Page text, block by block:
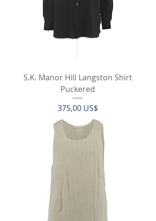
S.K. Manor Hill Langston Shirt
Puckered
Pris
375,00 US$